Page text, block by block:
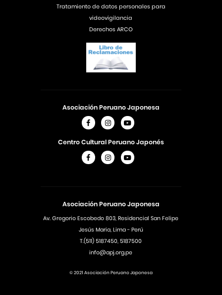
Asociación Peruano Japonesa
Av. Gregorio Escobedo 803, Residencial San Felipe
Jesús Maria, Lima - Perú
T.(511) 5187450, 5187500
info@apj.org.pe
Asociación Peruano Japonesa
Centro Cultural Peruano Japonés
Tratamiento de datos personales para
videovigilancia
Derechos ARCO
© 2021 Asociación Peruano Japonesa